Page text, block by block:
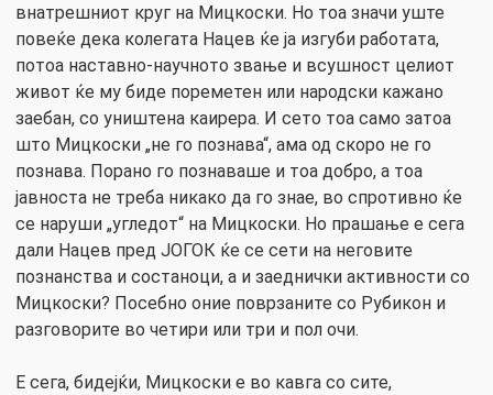
внатрешниот круг на Мицкоски. Но тоа значи уште
повеќе дека колегата Нацев ќе ја изгуби работата,
потоа наставно-научното звање и всушност целиот
живот ќе му биде пореметен или народски кажано
заебан, со уништена каирера. И сето тоа само затоа
што Мицкоски „не го познава“, ама од скоро не го
познава. Порано го познаваше и тоа добро, а тоа
јавноста не треба никако да го знае, во спротивно ќе
се наруши „угледот“ на Мицкоски. Но прашање е сега
дали Нацев пред ЈОГОК ќе се сети на неговите
познанства и состаноци, а и заеднички активности со
Мицкоски? Посебно оние поврзаните со Рубикон и
разговорите во четири или три и пол очи.
Е сега, бидејќи, Мицкоски е во кавга со сите,